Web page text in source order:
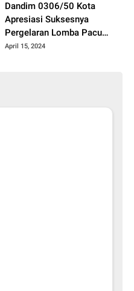
Dandim 0306/50 Kota
Apresiasi Suksesnya
Pergelaran Lomba Pacu
Kuda Lebaran Cup 2024
April 15, 2024